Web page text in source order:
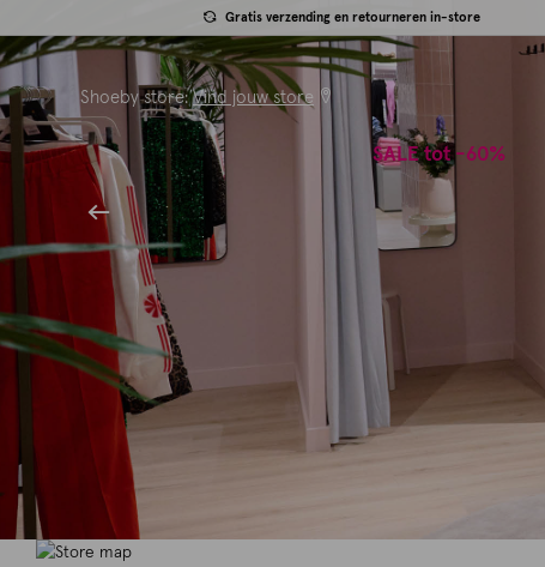
Gratis verzending en retourneren in-store
Shoeby store:Vind jouw store
SALE tot -60%